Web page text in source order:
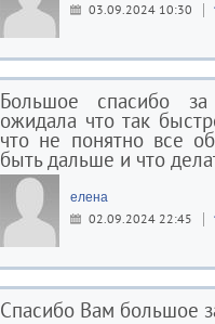
03.09.2024 10:30
Большое спасибо
ожидала что так
что не понятно все
быть дальше и что
елена
02.09.2024 22:45
Спасибо Вам большое